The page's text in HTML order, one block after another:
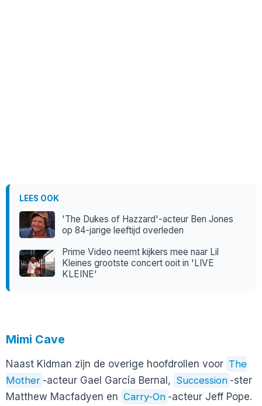
LEES OOK
'The Dukes of Hazzard'-acteur Ben Jones
op 84-jarige leeftijd overleden
Prime Video neemt kijkers mee naar Lil
Kleines grootste concert ooit in 'LIVE
KLEINE'
Mimi Cave
Naast Kidman zijn de overige hoofdrollen voor The
Mother -acteur Gael García Bernal, Succession -ster
Matthew Macfadyen en Carry-On -acteur Jeff Pope.